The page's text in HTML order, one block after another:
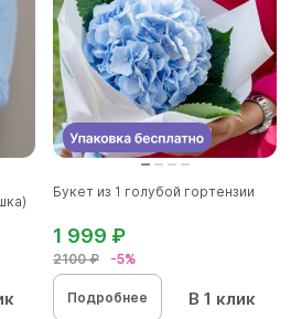
Букет из 1 голубой гортензии
2100 ₽ -5%
1 999 ₽
Подробнее В 1 клик